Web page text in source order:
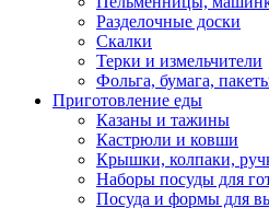
Разделочные доски
Скалки
Терки и измельчители
Фольга, бумага,
Приготовление еды
Казаны и тажины
Кастрюли и ковши
Крышки, колпаки,
Наборы посуды для
Посуда и формы для